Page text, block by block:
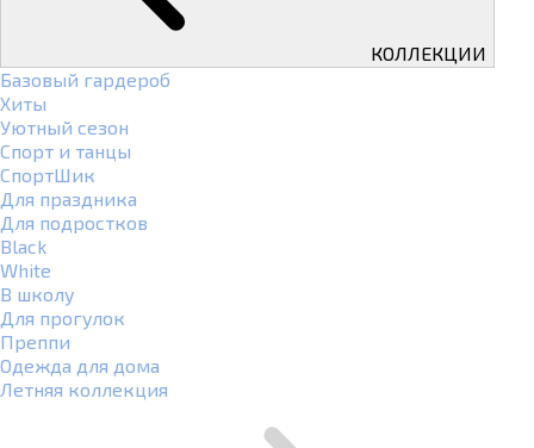
КОЛЛЕКЦИИ
Базовый гардероб
Хиты
Уютный сезон
Спорт и танцы
СпортШик
Для праздника
Для подростков
Black
White
В школу
Для прогулок
Преппи
Одежда для дома
Летняя коллекция